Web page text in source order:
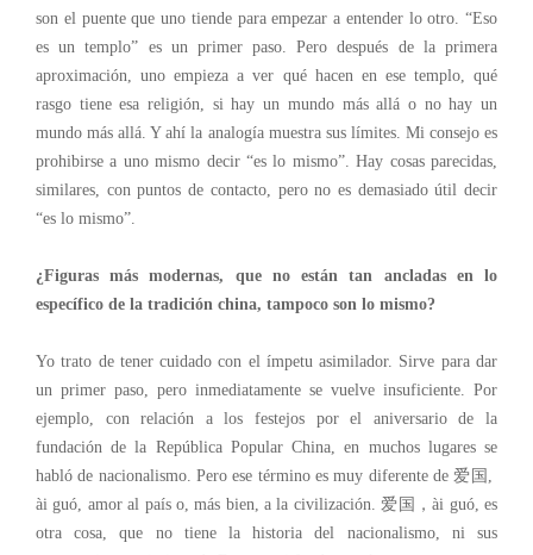
son el puente que uno tiendepara empezar a entender lo otro. “Eso
es un templo” es un primer paso. Pero después de la primera
aproximación, uno empieza a ver qué hacen en ese templo, qué
rasgo tiene esa religión, si hay un mundo más allá o no hay un
mundo más allá. Y ahí la analogía muestra sus límites. Mi consejo es
prohibirse a uno mismo decir “es lo mismo”. Hay cosas parecidas,
similares, con puntos de contacto, pero no es demasiado útil decir
“es lo mismo”.
¿Figuras más modernas, que no están tan ancladas en lo
específico de la tradición china, tampoco son lo mismo?
Yo trato de tener cuidado con el ímpetu asimilador. Sirve para dar
un primer paso, pero inmediatamente se vuelve insuficiente. Por
ejemplo, con relación alos festejos por el aniversario de la
fundación de la República Popular China, en muchos lugares se
habló de nacionalismo. Pero ese término es muy diferente de 爱国,
ài guó, amor al país o, más bien, a la civilización. 爱国，ài guó, es
otra cosa, que no tiene la historia del nacionalismo, ni sus